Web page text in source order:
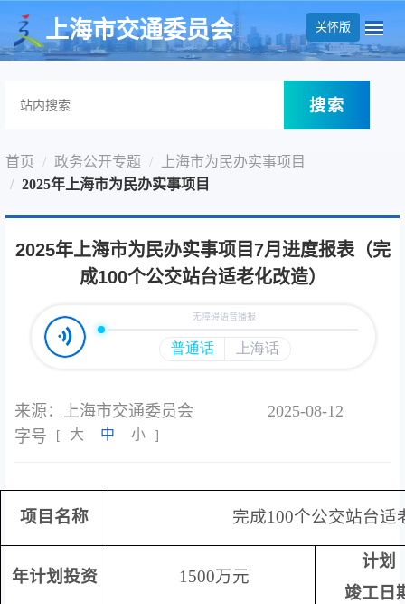
关怀版
搜索
上海市交通委员会
首页 政务公开专题
上海市为民办实事项目
2025年上海市为民办实事项目
2025年上海市为民办实事项目7月进度报表（完
成100个公交站台适老化改造）
来源：上海市交通委员会
2025-08-12
字号
[ 大 中 小 ]
项目名称 完成100个公交站台适
年计划投资 1500万元
计划
竣工日